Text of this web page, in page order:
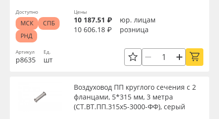
Заготовки для сувениров
Артикул
р8635
Ед.
шт
Цены
10 187.51 ₽
юр. лицам
10 606.18 ₽
розница
Доступно
МСК
СПБ
РНД
Воздуховод ПП круглого сечения с 2
фланцами, 5*315 мм, 3 метра
(СТ.ВТ.ПП.315х5-3000-ФФ), серый